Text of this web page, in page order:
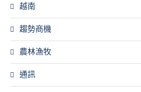
越南
趨勢商機
農林漁牧
通訊